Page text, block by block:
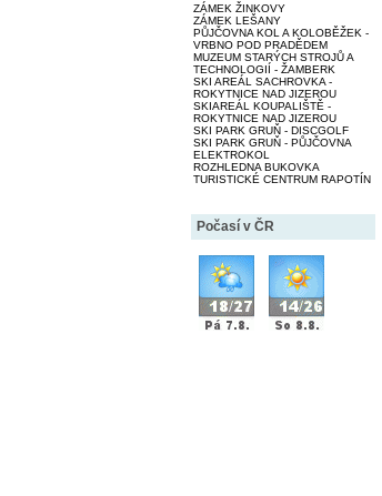
ZÁMEK ŽINKOVY
ZÁMEK LEŠANY
PŮJČOVNA KOL A KOLOBĚŽEK -
VRBNO POD PRADĚDEM
MUZEUM STARÝCH STROJŮ A
TECHNOLOGIÍ - ŽAMBERK
SKI AREÁL SACHROVKA -
ROKYTNICE NAD JIZEROU
SKIAREÁL KOUPALIŠTĚ -
ROKYTNICE NAD JIZEROU
SKI PARK GRUŇ - DISCGOLF
SKI PARK GRUŇ - PŮJČOVNA
ELEKTROKOL
ROZHLEDNA BUKOVKA
TURISTICKÉ CENTRUM RAPOTÍN
Počasí v ČR